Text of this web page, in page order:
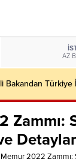
AZ
Bakandan Türkiye
Zammı:
Detaylar
Memur 2022 Zammı: